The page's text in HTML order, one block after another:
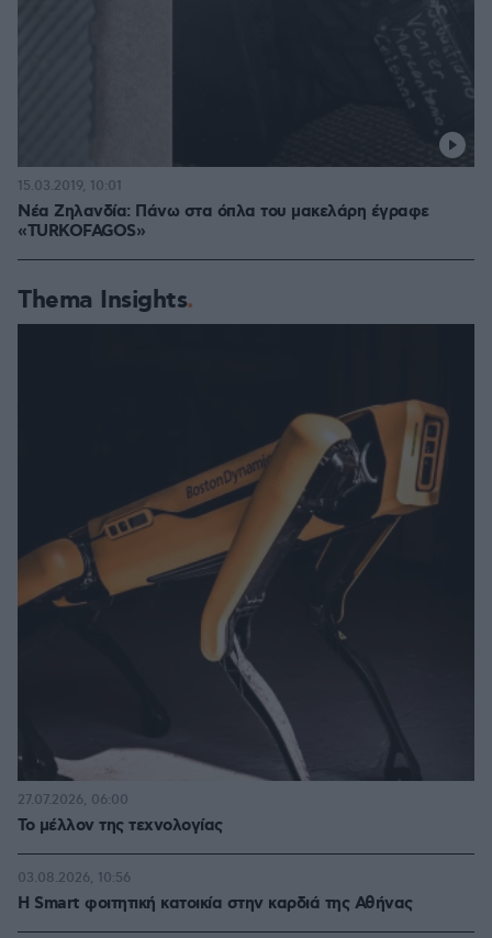
Νέα Ζηλανδία: Πάνω στα όπλα του μακελάρη έγραφε
«TURKOFAGOS»
15.03.2019, 10:01
Thema Insights
Το μέλλον της τεχνολογίας
27.07.2026, 06:00
Η Smart φοιτητική κατοικία στην καρδιά της Αθήνας
03.08.2026, 10:56